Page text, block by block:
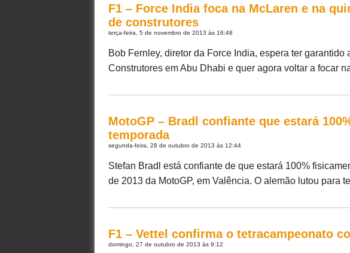
F1 – Force India foca na McLaren e na
de construtores
terça-feira, 5 de novembro de 2013 às 16:48
Bob Fernley, diretor da Force India, espera ter
Construtores em Abu Dhabi e quer agora voltar a focar
MotoGP – Bradl confiante que estará
temporada
segunda-feira, 28 de outubro de 2013 às 12:44
Stefan Bradl está confiante de que estará 100%
de 2013 da MotoGP, em Valência. O alemão lutou para
F1 – Vettel confirma o tetracampeonato
domingo, 27 de outubro de 2013 às 9:12